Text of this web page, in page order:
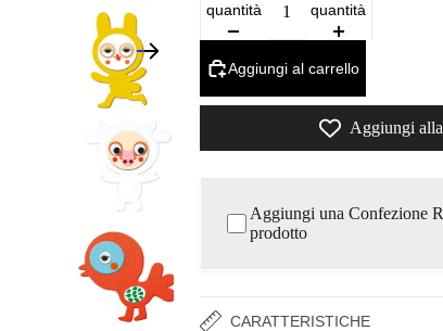
quantità
quantità
Aggiungi al carrello
Aggiungi
Aggiungi una Confezione
prodotto
CARATTERISTICHE